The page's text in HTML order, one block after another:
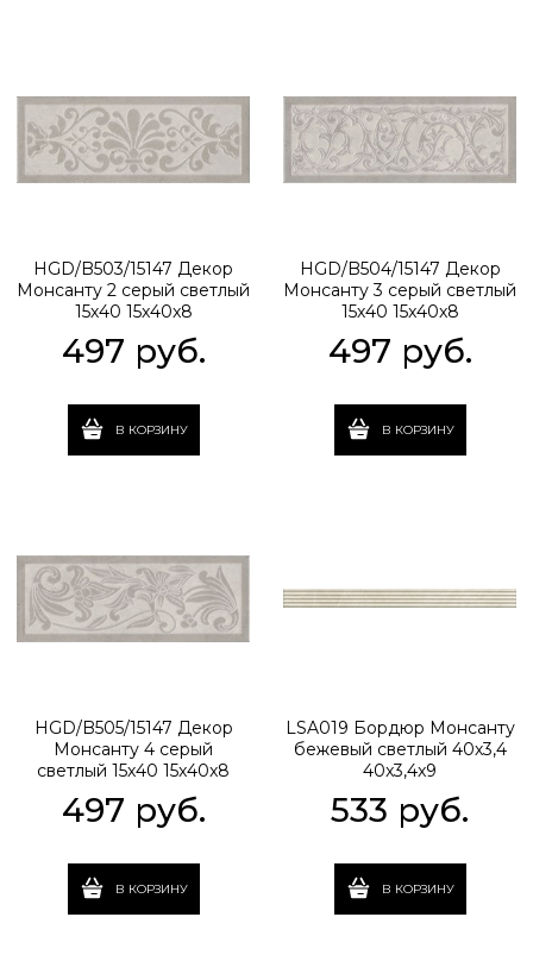
HGD/B503/15147 Декор
Монсанту 2 серый светлый
15х40 15x40x8
497 руб.
В КОРЗИНУ
HGD/B504/15147 Декор
Монсанту 3 серый светлый
15х40 15x40x8
497 руб.
В КОРЗИНУ
HGD/B505/15147 Декор
Монсанту 4 серый
светлый 15х40 15x40x8
497 руб.
В КОРЗИНУ
LSA019 Бордюр Монсанту
бежевый светлый 40х3,4
40x3,4x9
533 руб.
В КОРЗИНУ